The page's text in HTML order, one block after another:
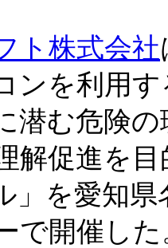
ト株式会社
ンを利用
潜む危険
解促進を
」を愛知
で開催した